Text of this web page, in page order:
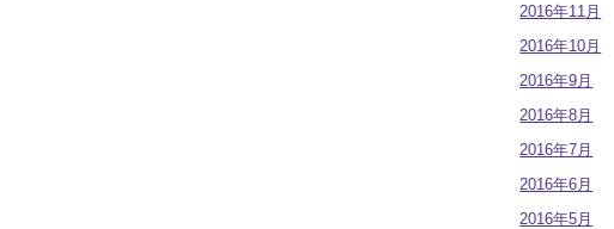
2016年11月
2016年10月
2016年9月
2016年8月
2016年7月
2016年6月
2016年5月